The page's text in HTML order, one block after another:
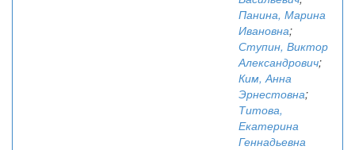
Панина, Марина
Ивановна;
Ступин, Виктор
Александрович;
Ким, Анна
Эрнестовна;
Титова,
Екатерина
Геннадьевна